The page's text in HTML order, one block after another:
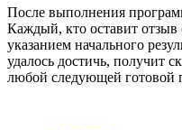
После выполнения
Каждый, кто оставит
указанием начального
удалось достичь, получит
любой следующей готовой